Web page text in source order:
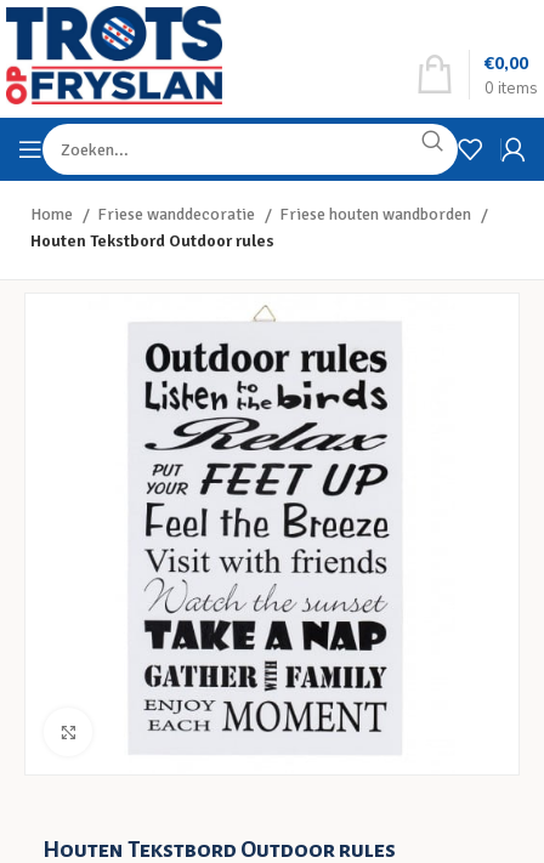
0 items
€0,00
Home Friese wanddecoratie
Friese houten wandborden
Houten Tekstbord Outdoor rules
Klik voor een vergroting
Houten Tekstbord Outdoor rules